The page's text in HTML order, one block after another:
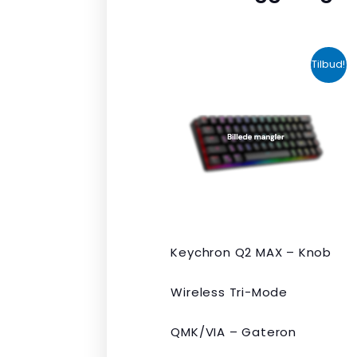
Tilbud!
Keychron Q2 MAX – Knob
Wireless Tri-Mode
QMK/VIA – Gateron
oprindelige
var:
kr. 2.190,00.
aktuelle
er:
kr. 1.465,00.